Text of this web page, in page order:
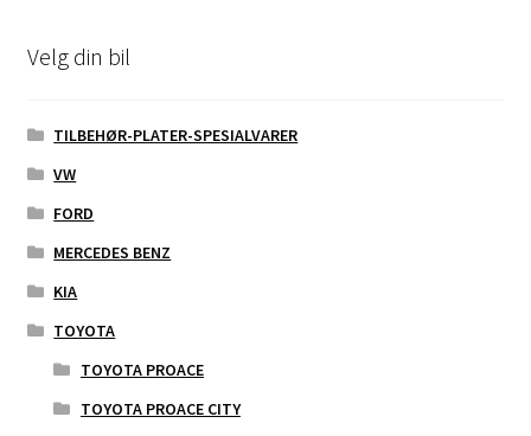
Velg din bil
TILBEHØR-PLATER-SPESIALVARER
VW
FORD
MERCEDES BENZ
KIA
TOYOTA
TOYOTA PROACE
TOYOTA PROACE CITY